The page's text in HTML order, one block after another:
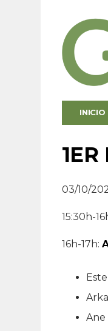
INICIO
03/10/
15:30h-
16h-17h:
Ane